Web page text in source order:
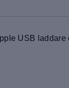
USB laddare